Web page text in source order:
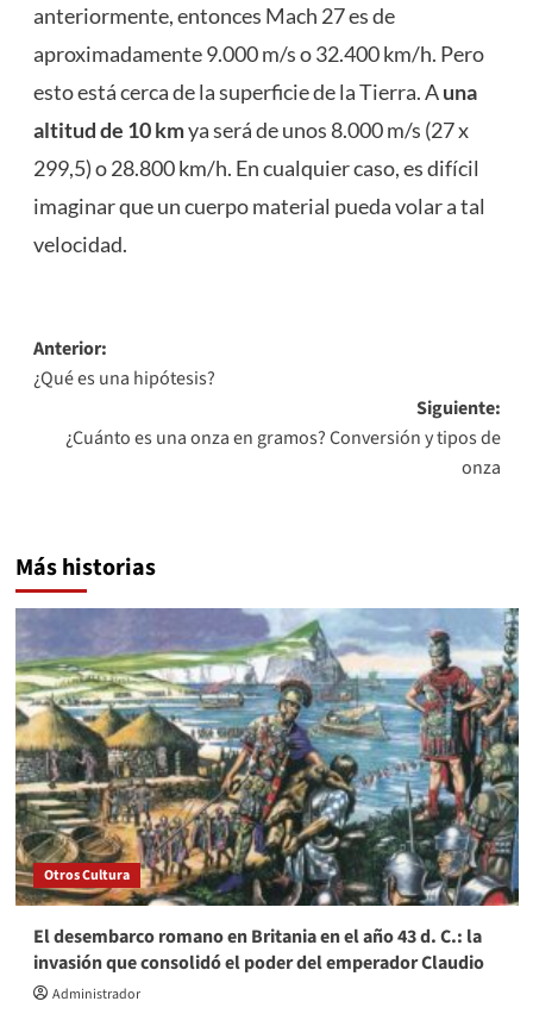
anteriormente, entonces Mach 27 es de
aproximadamente 9.000 m/s o 32.400 km/h. Pero
esto está cerca de la superficie de la Tierra. Auna
altitud de 10 kmya será de unos 8.000 m/s (27 x
299,5) o 28.800 km/h. En cualquier caso, es difícil
imaginar que un cuerpo material pueda volar a tal
velocidad.
Navegación
de
entradas
Anterior:
¿Qué es una hipótesis?
Siguiente:
¿Cuánto es una onza en gramos? Conversión y tipos de
onza
Más historias
Otros Cultura
El desembarco romano en Britania en el año 43 d. C.: la
invasión que consolidó el poder del emperador Claudio
Administrador